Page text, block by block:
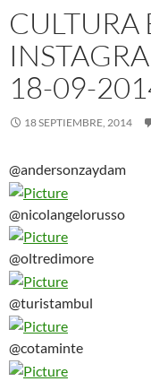
CULTURA
18-09-
18 SEPTIEMBRE, 2014
@andersonzaydam
@nicolangelorusso
@oltredimore
@turistambul
@cotaminte